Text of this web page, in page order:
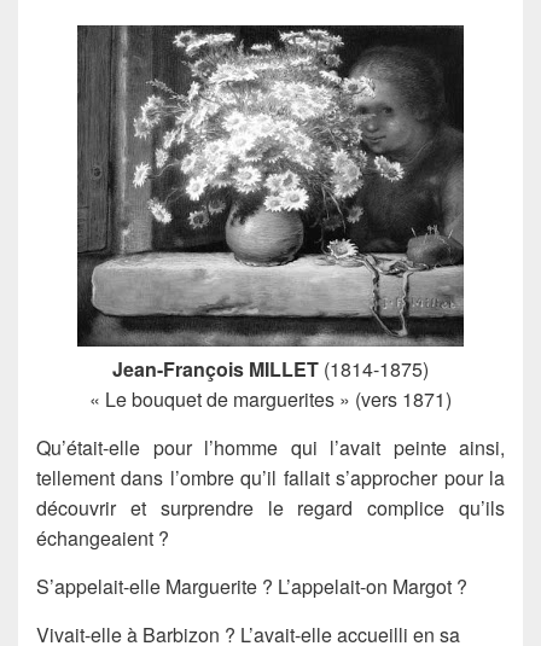
Jean-François MILLET (1814-1875)
« Le bouquet de marguerites » (vers 1871)
Qu’était-elle pour l’homme qui l’avait peinte ainsi,
tellement dans l’ombre qu’il fallait s’approcher pour la
découvrir et surprendre le regard complice qu’ils
échangeaient ?
S’appelait-elle Marguerite ? L’appelait-on Margot ?
Vivait-elle à Barbizon ? L’avait-elle accueilli en sa